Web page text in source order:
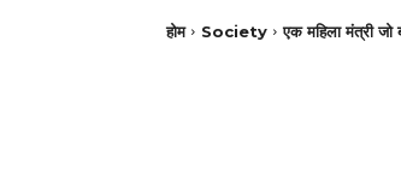
होम Society एक महिला मंत्री